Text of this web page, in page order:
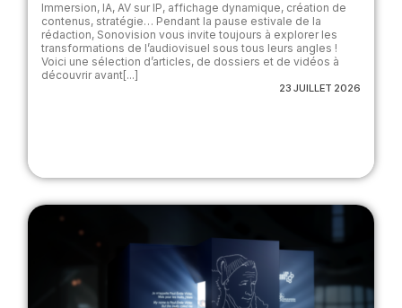
Immersion, IA, AV sur IP, affichage dynamique, création de
contenus, stratégie… Pendant la pause estivale de la
rédaction, Sonovision vous invite toujours à explorer les
transformations de l’audiovisuel sous tous leurs angles !
Voici une sélection d’articles, de dossiers et de vidéos à
découvrir avant[...]
23 JUILLET 2026